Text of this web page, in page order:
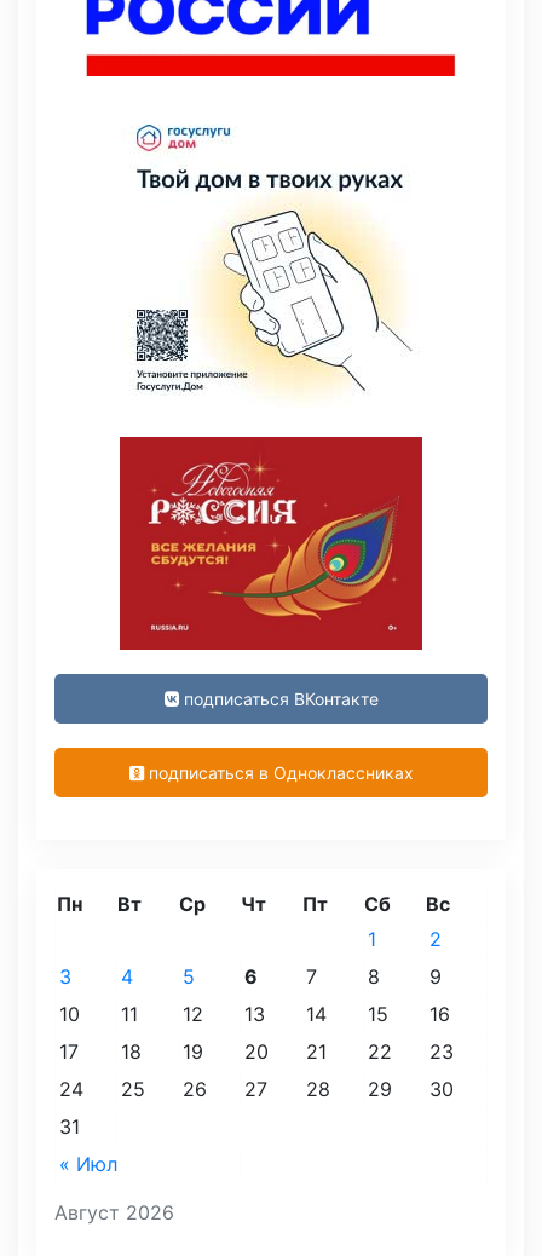
подписаться ВКонтакте
подписаться в Одноклассниках
Август 2026
Пн Вт Ср Чт Пт Сб Вс
« Июл
1
2
3
4 5 6 7 8
9
10
11 12 13 14 15
16
17
18 19 20 21 22
23
24
25 26 27 28 29
30
31